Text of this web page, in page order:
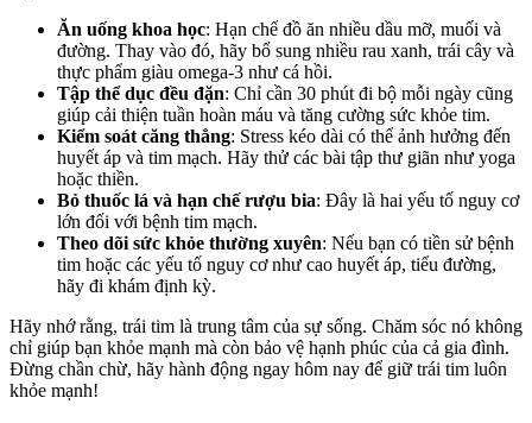
Ăn uống khoa học: Hạn chế đồ ăn nhiều dầu mỡ, muối và
đường. Thay vào đó, hãy bổ sung nhiều rau xanh, trái cây và
thực phẩm giàu omega-3 như cá hồi.
Tập thể dục đều đặn: Chỉ cần 30 phút đi bộ mỗi ngày cũng
giúp cải thiện tuần hoàn máu và tăng cường sức khỏe tim.
Kiểm soát căng thẳng: Stress kéo dài có thể ảnh hưởng đến
huyết áp và tim mạch. Hãy thử các bài tập thư giãn như yoga
hoặc thiền.
Bỏ thuốc lá và hạn chế rượu bia: Đây là hai yếu tố nguy cơ
lớn đối với bệnh tim mạch.
Theo dõi sức khỏe thường xuyên: Nếu bạn có tiền sử bệnh
tim hoặc các yếu tố nguy cơ như cao huyết áp, tiểu đường,
hãy đi khám định kỳ.
Hãy nhớ rằng, trái tim là trung tâm của sự sống. Chăm sóc nó không
chỉ giúp bạn khỏe mạnh mà còn bảo vệ hạnh phúc của cả gia đình.
Đừng chần chừ, hãy hành động ngay hôm nay để giữ trái tim luôn
khỏe mạnh!